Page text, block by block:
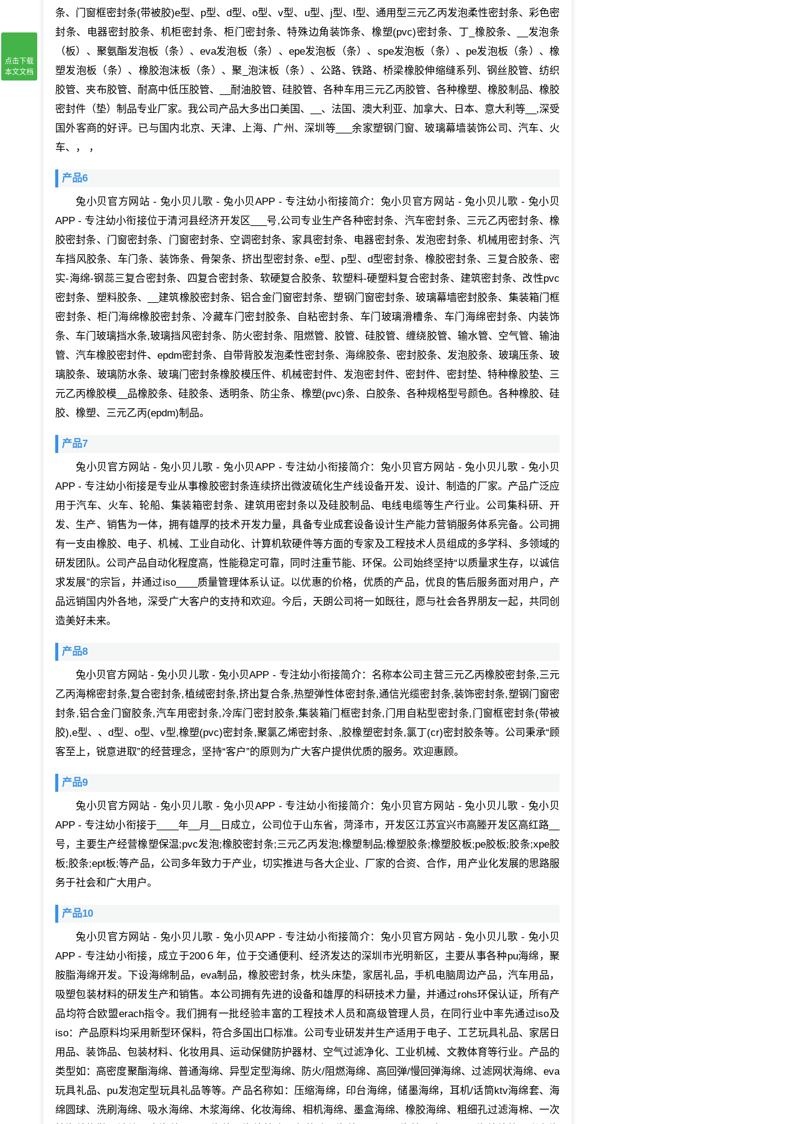
条、门窗框密封条(带被胶)e型、p型、d型、o型、v型、u型、j型、l型、通用型三元乙丙发泡柔性密封条、彩色密
封条、电器密封胶条、机柜密封条、柜门密封条、特殊边角装饰条、橡塑(pvc)密封条、丁_橡胶条、__发泡条
（板）、聚氨酯发泡板（条）、eva发泡板（条）、epe发泡板（条）、spe发泡板（条）、pe发泡板（条）、橡
塑发泡板（条）、橡胶泡沫板（条）、聚_泡沫板（条）、公路、铁路、桥梁橡胶伸缩缝系列、钢丝胶管、纺织
胶管、夹布胶管、耐高中低压胶管、__耐油胶管、硅胶管、各种车用三元乙丙胶管、各种橡塑、橡胶制品、橡胶
密封件（垫）制品专业厂家。我公司产品大多出口美国、__、法国、澳大利亚、加拿大、日本、意大利等__,深受
国外客商的好评。已与国内北京、天津、上海、广州、深圳等___余家塑钢门窗、玻璃幕墙装饰公司、汽车、火
车、， ，
产品6
兔小贝官方网站 - 兔小贝儿歌 - 兔小贝APP - 专注幼小衔接简介：兔小贝官方网站 - 兔小贝儿歌 - 兔小贝
APP - 专注幼小衔接位于清河县经济开发区___号,公司专业生产各种密封条、汽车密封条、三元乙丙密封条、橡
胶密封条、门窗密封条、门窗密封条、空调密封条、家具密封条、电器密封条、发泡密封条、机械用密封条、汽
车挡风胶条、车门条、装饰条、骨架条、挤出型密封条、e型、p型、d型密封条、橡胶密封条、三复合胶条、密
实-海绵-钢蕊三复合密封条、四复合密封条、软硬复合胶条、软塑料-硬塑料复合密封条、建筑密封条、改性pvc
密封条、塑料胶条、__建筑橡胶密封条、铝合金门窗密封条、塑钢门窗密封条、玻璃幕墙密封胶条、集装箱门框
密封条、柜门海绵橡胶密封条、冷藏车门密封胶条、自粘密封条、车门玻璃滑槽条、车门海绵密封条、内装饰
条、车门玻璃挡水条,玻璃挡风密封条、防火密封条、阻燃管、胶管、硅胶管、缠绕胶管、输水管、空气管、输油
管、汽车橡胶密封件、epdm密封条、自带背胶发泡柔性密封条、海绵胶条、密封胶条、发泡胶条、玻璃压条、玻
璃胶条、玻璃防水条、玻璃门密封条橡胶模压件、机械密封件、发泡密封件、密封件、密封垫、特种橡胶垫、三
元乙丙橡胶模__品橡胶条、硅胶条、透明条、防尘条、橡塑(pvc)条、白胶条、各种规格型号颜色。各种橡胶、硅
胶、橡塑、三元乙丙(epdm)制品。
产品7
兔小贝官方网站 - 兔小贝儿歌 - 兔小贝APP - 专注幼小衔接简介：兔小贝官方网站 - 兔小贝儿歌 - 兔小贝
APP - 专注幼小衔接是专业从事橡胶密封条连续挤出微波硫化生产线设备开发、设计、制造的厂家。产品广泛应
用于汽车、火车、轮船、集装箱密封条、建筑用密封条以及硅胶制品、电线电缆等生产行业。公司集科研、开
发、生产、销售为一体，拥有雄厚的技术开发力量，具备专业成套设备设计生产能力营销服务体系完备。公司拥
有一支由橡胶、电子、机械、工业自动化、计算机软硬件等方面的专家及工程技术人员组成的多学科、多领域的
研发团队。公司产品自动化程度高，性能稳定可靠，同时注重节能、环保。公司始终坚持“以质量求生存，以诚信
求发展”的宗旨，并通过iso____质量管理体系认证。以优惠的价格，优质的产品，优良的售后服务面对用户，产
品远销国内外各地，深受广大客户的支持和欢迎。今后，天朗公司将一如既往，愿与社会各界朋友一起，共同创
造美好未来。
产品8
兔小贝官方网站 - 兔小贝儿歌 - 兔小贝APP - 专注幼小衔接简介：名称本公司主营三元乙丙橡胶密封条,三元
乙丙海棉密封条,复合密封条,植绒密封条,挤出复合条,热塑弹性体密封条,通信光缆密封条,装饰密封条,塑钢门窗密
封条,铝合金门窗胶条,汽车用密封条,冷库门密封胶条,集装箱门框密封条,门用自粘型密封条,门窗框密封条(带被
胶),e型、、d型、o型、v型,橡塑(pvc)密封条,聚氯乙烯密封条、,胶橡塑密封条,氯丁(cr)密封胶条等。公司秉承“顾
客至上，锐意进取”的经营理念，坚持“客户”的原则为广大客户提供优质的服务。欢迎惠顾。
产品9
兔小贝官方网站 - 兔小贝儿歌 - 兔小贝APP - 专注幼小衔接简介：兔小贝官方网站 - 兔小贝儿歌 - 兔小贝
APP - 专注幼小衔接于____年__月__日成立，公司位于山东省，菏泽市，开发区江苏宜兴市高塍开发区高红路__
号，主要生产经营橡塑保温;pvc发泡;橡胶密封条;三元乙丙发泡;橡塑制品;橡塑胶条;橡塑胶板;pe胶板;胶条;xpe胶
板;胶条;ept板;等产品，公司多年致力于产业，切实推进与各大企业、厂家的合资、合作，用产业化发展的思路服
务于社会和广大用户。
产品10
兔小贝官方网站 - 兔小贝儿歌 - 兔小贝APP - 专注幼小衔接简介：兔小贝官方网站 - 兔小贝儿歌 - 兔小贝
APP - 专注幼小衔接，成立于200６年，位于交通便利、经济发达的深圳市光明新区，主要从事各种pu海绵，聚
胺脂海绵开发。下设海绵制品，eva制品，橡胶密封条，枕头床垫，家居礼品，手机电脑周边产品，汽车用品，
吸塑包装材料的研发生产和销售。本公司拥有先进的设备和雄厚的科研技术力量，并通过rohs环保认证，所有产
品均符合欧盟erach指令。我们拥有一批经验丰富的工程技术人员和高级管理人员，在同行业中率先通过iso及
iso：产品原料均采用新型环保料，符合多国出口标准。公司专业研发并生产适用于电子、工艺玩具礼品、家居日
用品、装饰品、包装材料、化妆用具、运动保健防护器材、空气过滤净化、工业机械、文教体育等行业。产品的
类型如：高密度聚酯海绵、普通海绵、异型定型海绵、防火/阻燃海绵、高回弹/慢回弹海绵、过滤网状海绵、eva
玩具礼品、pu发泡定型玩具礼品等等。产品名称如：压缩海绵，印台海绵，储墨海绵，耳机/话筒ktv海绵套、海
绵圆球、洗刷海绵、吸水海绵、木浆海绵、化妆海绵、相机海绵、墨盒海绵、橡胶海绵、粗细孔过滤海棉、一次
点击下载
本文文档